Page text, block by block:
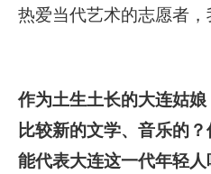
热爱当代艺术的志愿者，
作为土生土长的大连姑
比较新的文学、音乐的
能代表大连这一代年轻人